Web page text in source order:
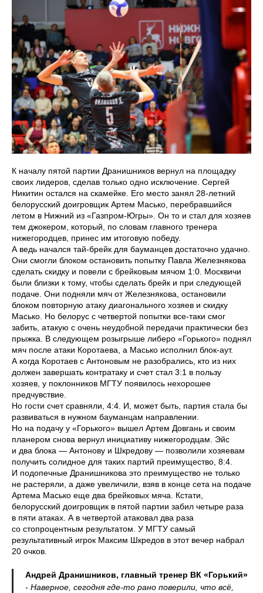
К началу пятой партии Дранишников вернул на площадку
своих лидеров, сделав только одно исключение. Сергей
Никитин остался на скамейке. Его место занял 28-летний
белорусский доигровщик Артем Масько, перебравшийся
летом в Нижний из «Газпром-Югры». Он то и стал для хозяев
тем джокером, который, по словам главного тренера
нижегородцев, принес им итоговую победу.
А ведь начался тай-брейк для бауманцев достаточно удачно.
Они смогли блоком остановить попытку Павла Железнякова
сделать скидку и повели с брейковым мячом 1:0. Москвичи
были близки к тому, чтобы сделать брейк и при следующей
подаче. Они подняли мяч от Железнякова, остановили
блоком повторную атаку диагонального хозяев и скидку
Масько. Но белорус с четвертой попытки все-таки смог
забить, атакую с очень неудобной передачи практически без
прыжка. В следующем розыгрыше либеро «Горького» поднял
мяч после атаки Коротаева, а Масько исполнил блок-аут.
А когда Коротаев с Антоновым не разобрались, кто из них
должен завершать контратаку и счет стал 3:1 в пользу
хозяев, у поклонников МГТУ появилось нехорошее
предчувствие.
Но гости счет сравняли, 4:4. И, может быть, партия стала бы
развиваться в нужном бауманцам направлении.
Но на подачу у «Горького» вышел Артем Довгань и своим
планером снова вернул инициативу нижегородцам. Эйс
и два блока — Антонову и Шкредову — позволили хозяевам
получить солидное для таких партий преимущество, 8:4.
И подопечные Дранишникова это преимущество не только
не растеряли, а даже увеличили, взяв в конце сета на подаче
Артема Масько еще два брейковых мяча. Кстати,
белорусский доигровщик в пятой партии забил четыре раза
в пяти атаках. А в четвертой атаковал два раза
со стопроцентным результатом. У МГТУ самый
результативный игрок Максим Шкредов в этот вечер набрал
20 очков.
Андрей Дранишников, главный тренер ВК «Горький»
- Наверное, сегодня где-то рано поверили, что всё,